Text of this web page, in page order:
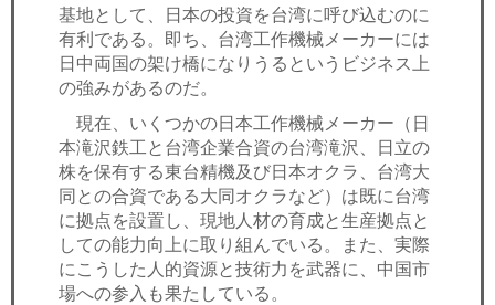
基地として、日本の投資を台湾に呼び込むのに
有利である。即ち、台湾工作機械メーカーには
日中両国の架け橋になりうるというビジネス上
の強みがあるのだ。
現在、いくつかの日本工作機械メーカー（日
本滝沢鉄工と台湾企業合資の台湾滝沢、日立の
株を保有する東台精機及び日本オクラ、台湾大
同との合資である大同オクラなど）は既に台湾
に拠点を設置し、現地人材の育成と生産拠点と
しての能力向上に取り組んでいる。また、実際
にこうした人的資源と技術力を武器に、中国市
場への参入も果たしている。